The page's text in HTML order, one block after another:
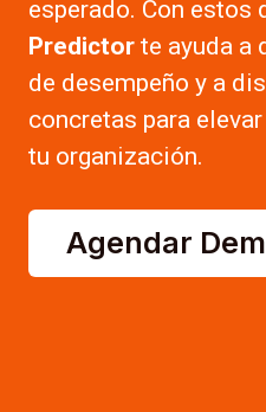
esperado. Con estos
Predictor te ayuda a
de desempeño y a
concretas para
tu organización.
Agendar